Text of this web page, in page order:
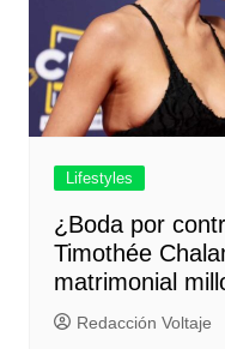
Lifestyles
¿Boda por
Timothée
matrimonial
Redacción Voltaje